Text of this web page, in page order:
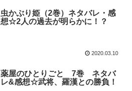
虫かぶり姫（2巻）ネタバレ・感
想☆2人の過去が明らかに！？
2020.03.10
薬屋のひとりごと 7巻 ネタバ
レ&感想☆武将、羅漢との勝負！